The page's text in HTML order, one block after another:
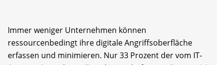
Immer weniger Unternehmen können
ressourcenbedingt ihre digitale Angriffsoberfläche
erfassen und minimieren. Nur 33 Prozent der vom IT-